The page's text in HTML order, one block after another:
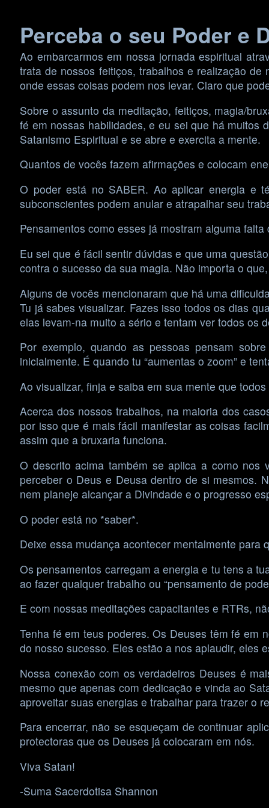
content
Perceba o seu Poder e
Ao embarcarmos em nossa jornada espiritual
trata de nossos feitiços, trabalhos e realização
onde essas coisas podem nos levar. Claro que
Sobre o assunto da meditação, feitiços, magia/
fé em nossas habilidades, e eu sei que há muitos
Satanismo Espiritual e se abre e exercita a mente.
Quantos de vocês fazem afirmações e colocam
O poder está no SABER. Ao aplicar energia e
subconscientes podem anular e atrapalhar seu
Pensamentos como esses já mostram alguma falta
Eu sei que é fácil sentir dúvidas e que uma
contra o sucesso da sua magia. Não importa o
Alguns de vocês mencionaram que há uma
Tu já sabes visualizar. Fazes isso todos os dias
elas levam-na muito a sério e tentam ver todos os
Por exemplo, quando as pessoas pensam
inicialmente. É quando tu “aumentas o zoom” e
Ao visualizar, finja e saiba em sua mente que
Acerca dos nossos trabalhos, na maioria dos
por isso que é mais fácil manifestar as coisas
assim que a bruxaria funciona.
O descrito acima também se aplica a como nos
perceber o Deus e Deusa dentro de si mesmos.
nem planeje alcançar a Divindade e o progresso
O poder está no *saber*.
Deixe essa mudança acontecer mentalmente para
Os pensamentos carregam a energia e tu tens a
ao fazer qualquer trabalho ou “pensamento de
E com nossas meditações capacitantes e RTRs,
Tenha fé em teus poderes. Os Deuses têm fé em
do nosso sucesso. Eles estão a nos aplaudir, eles
Nossa conexão com os verdadeiros Deuses é
mesmo que apenas com dedicação e vinda ao
aproveitar suas energias e trabalhar para trazer o
Para encerrar, não se esqueçam de continuar
protectoras que os Deuses já colocaram em nós.
Viva Satan!
-Suma Sacerdotisa Shannon